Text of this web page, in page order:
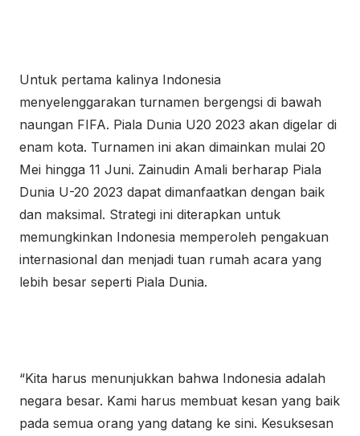
Untuk pertama kalinya Indonesia
menyelenggarakan turnamen bergengsi di bawah
naungan FIFA. Piala Dunia U20 2023 akan digelar di
enam kota. Turnamen ini akan dimainkan mulai 20
Mei hingga 11 Juni. Zainudin Amali berharap Piala
Dunia U-20 2023 dapat dimanfaatkan dengan baik
dan maksimal. Strategi ini diterapkan untuk
memungkinkan Indonesia memperoleh pengakuan
internasional dan menjadi tuan rumah acara yang
lebih besar seperti Piala Dunia.
“Kita harus menunjukkan bahwa Indonesia adalah
negara besar. Kami harus membuat kesan yang baik
pada semua orang yang datang ke sini. Kesuksesan